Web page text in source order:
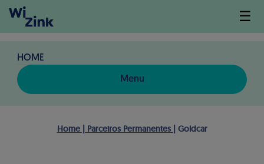
☰
HOME
Menu
Home | Parceiros Permanentes | Goldcar